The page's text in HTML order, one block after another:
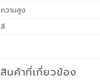
ความสูง
สี
สินค้าที่เกี่ยวข้อง